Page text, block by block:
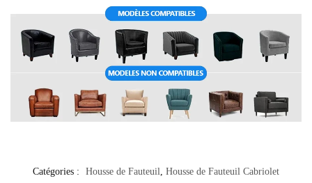
Catégories : Housse de Fauteuil Housse de Fauteuil Cabriolet